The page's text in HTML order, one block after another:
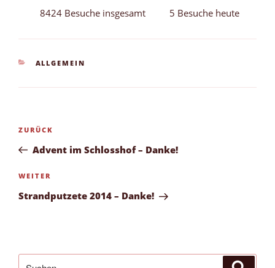
8424 Besuche insgesamt 5 Besuche heute
KATEGORIEN
ALLGEMEIN
Beitragsnavigation
Vorheriger
Beitrag
ZURÜCK
Advent im Schlosshof – Danke!
Nächster
Beitrag
WEITER
Strandputzete 2014 – Danke!